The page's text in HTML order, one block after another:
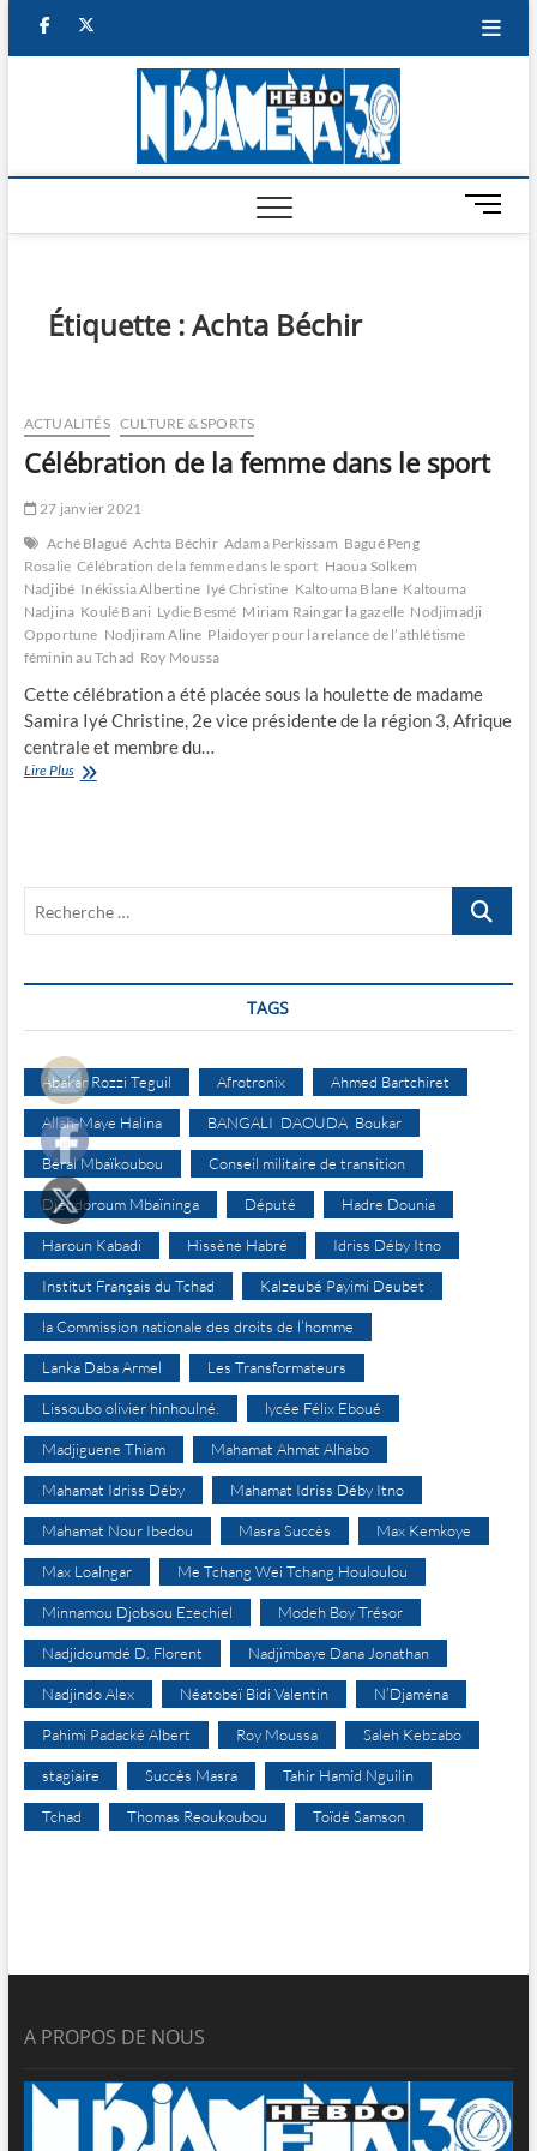
facebook
M
e
Étiquette :Achta Béchir
ACTUALITÉS CULTURE & SPORTS
Célébration de la femme dans le sport
27 janvier 2021
Aché Blagué Achta Béchir Adama Perkissam Bagué Peng
Rosalie Célébration de la femme dans le sport Haoua Solkem
Nadjibé Inékissia Albertine Iyé Christine Kaltouma Blane Kaltouma
Nadjina Koulé Bani Lydie Besmé Miriam Raingar la gazelle Nodjimadji
Opportune Nodjiram Aline Plaidoyer pour la relance de l’athlétisme
féminin au Tchad Roy Moussa
Cette célébration a été placée sous la houlette de madame
Samira Iyé Christine, 2e vice présidente de la région 3, Afrique
centrale et membre du…
Lire PlusCélébration
Recherche
TAGS
Abakar Rozzi Teguil Afrotronix Ahmed Bartchiret
Allah-Maye Halina BANGALI DAOUDA Boukar
Béral Mbaïkoubou Conseil militaire de transition
Djéndoroum Mbaïninga Député Hadre Dounia
Haroun Kabadi Hissène Habré Idriss Déby Itno
Institut Français du Tchad Kalzeubé Payimi Deubet
la Commission nationale des droits de l’homme
Lanka Daba Armel Les Transformateurs
Lissoubo olivier hinhoulné. lycée Félix Eboué
Madjiguene Thiam Mahamat Ahmat Alhabo
Mahamat Idriss Déby Mahamat Idriss Déby Itno
Mahamat Nour Ibedou Masra Succès Max Kemkoye
Max Loalngar Me Tchang Wei Tchang Houloulou
Minnamou Djobsou Ezechiel Modeh Boy Trésor
Nadjidoumdé D. Florent Nadjimbaye Dana Jonathan
Nadjindo Alex Néatobeï Bidi Valentin N’Djaména
Pahimi Padacké Albert Roy Moussa Saleh Kebzabo
stagiaire Succès Masra Tahir Hamid Nguilin
Tchad Thomas Reoukoubou Toïdé Samson
A PROPOS DE NOUS